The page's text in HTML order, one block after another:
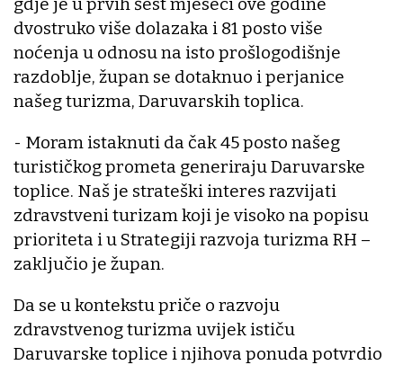
dvostruko više dolazaka i 81 posto više
noćenja u odnosu na isto prošlogodišnje
razdoblje, župan se dotaknuo i perjanice
našeg turizma, Daruvarskih toplica.
- Moram istaknuti da čak 45 posto našeg
turističkog prometa generiraju Daruvarske
toplice. Naš je strateški interes razvijati
zdravstveni turizam koji je visoko na popisu
prioriteta i u Strategiji razvoja turizma RH –
zaključio je župan.
Da se u kontekstu priče o razvoju
zdravstvenog turizma uvijek ističu
Daruvarske toplice i njihova ponuda potvrdio